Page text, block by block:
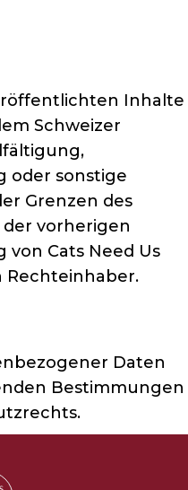
Inhalte
Schweizer
oder sonstige
Grenzen des
vorherigen
Cats Need Us
Rechteinhaber.
Daten
Bestimmungen